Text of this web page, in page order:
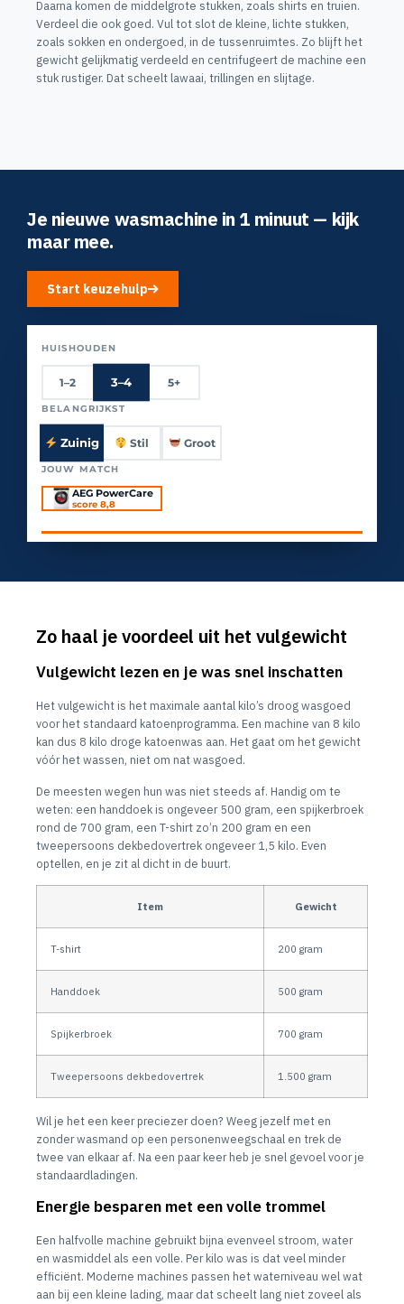
Daarna komen de middelgrote stukken, zoals shirts en truien.
Verdeel die ook goed. Vul tot slot de kleine, lichte stukken,
zoals sokken en ondergoed, in de tussenruimtes. Zo blijft het
gewicht gelijkmatig verdeeld en centrifugeert de machine een
stuk rustiger. Dat scheelt lawaai, trillingen en slijtage.
Je nieuwe wasmachine in 1 minuut — kijk
maar mee.
Start keuzehulp
HUISHOUDEN
1–2 3–4 5+
BELANGRIJKST
Zuinig Stil Groot
JOUW MATCH
AEG PowerCare
score 8,8
Zo haal je voordeel uit het vulgewicht
Vulgewicht lezen en je was snel inschatten
Het vulgewicht is het maximale aantal kilo’s droog wasgoed
voor het standaard katoenprogramma. Een machine van 8 kilo
kan dus 8 kilo droge katoenwas aan. Het gaat om het gewicht
vóór het wassen, niet om nat wasgoed.
De meesten wegen hun was niet steeds af. Handig om te
weten: een handdoek is ongeveer 500 gram, een spijkerbroek
rond de 700 gram, een T-shirt zo’n 200 gram en een
tweepersoons dekbedovertrek ongeveer 1,5 kilo. Even
optellen, en je zit al dicht in de buurt.
Item Gewicht
T-shirt 200 gram
Handdoek 500 gram
Spijkerbroek 700 gram
Tweepersoons dekbedovertrek 1.500 gram
Wil je het een keer preciezer doen? Weeg jezelf met en
zonder wasmand op een personenweegschaal en trek de
twee van elkaar af. Na een paar keer heb je snel gevoel voor je
standaardladingen.
Energie besparen met een volle trommel
Een halfvolle machine gebruikt bijna evenveel stroom, water
en wasmiddel als een volle. Per kilo was is dat veel minder
efficiënt. Moderne machines passen het waterniveau wel wat
aan bij een kleine lading, maar dat scheelt lang niet zoveel als